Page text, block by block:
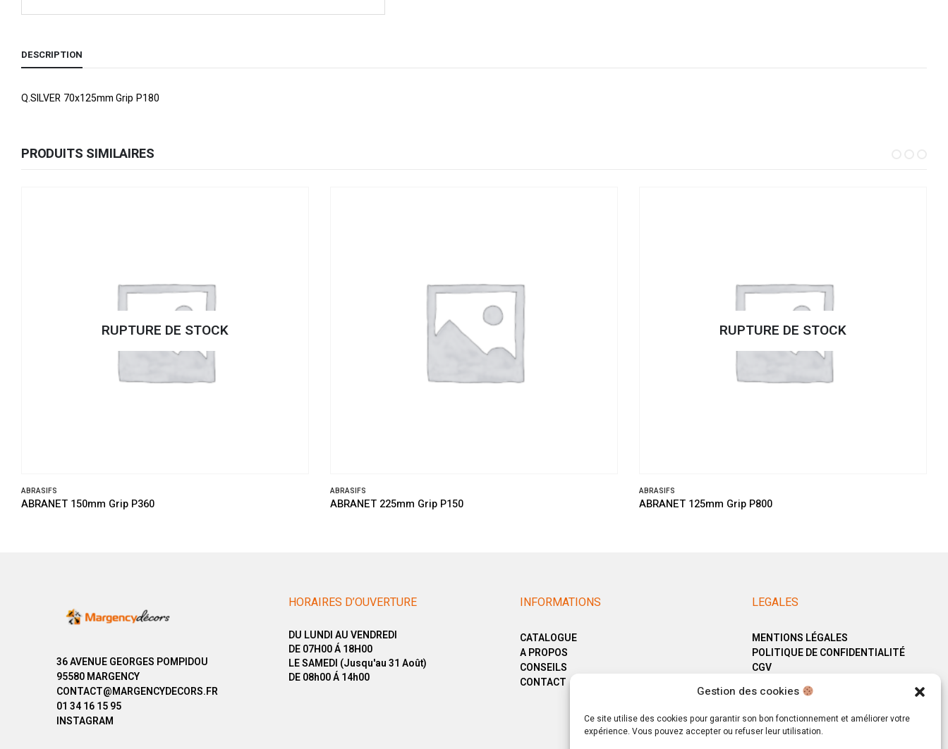
Gestion des cookies
Ce site utilise des cookies pour garantir son bon fonctionnement et améliorer votre
expérience. Vous pouvez accepter ou refuser leur utilisation.
DESCRIPTION
Q.SILVER 70x125mm Grip P180
PRODUITS SIMILAIRES
RUPTURE DE STOCK
ABRASIFS
ABRANET 150mm Grip P360
ABRASIFS
ABRANET 225mm Grip P150
RUPTURE DE STOCK
ABRASIFS
ABRANET 125mm Grip P800
36 AVENUE GEORGES POMPIDOU
95580 MARGENCY
CONTACT@MARGENCYDECORS.FR
01 34 16 15 95
INSTAGRAM
HORAIRES D’OUVERTURE
DU LUNDI AU VENDREDI
DE 07H00 Á 18H00
LE SAMEDI (Jusqu'au 31 Août)
DE 08h00 Á 14h00
INFORMATIONS
CATALOGUE
A PROPOS
CONSEILS
CONTACT
LEGALES
MENTIONS LÉGALES
POLITIQUE DE CONFIDENTIALITÉ
CGV